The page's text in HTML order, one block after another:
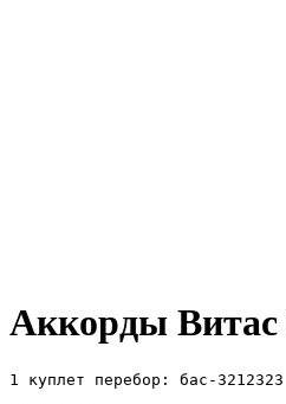
Аккорды Витас
1 куплет перебор: бас-3212323